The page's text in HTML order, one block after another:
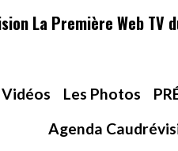
La Première Web TV
Vidéos Les Photos
Agenda